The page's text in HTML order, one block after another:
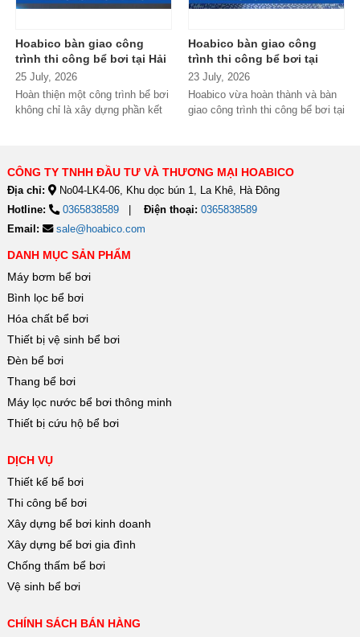
Hoabico bàn giao công
trình thi công bể bơi tại Hải
Phòng
25 July, 2026
Hoàn thiện một công trình bể bơi
không chỉ là xây dựng phần kết
Hoabico bàn giao công
trình thi công bể bơi tại
Ninh Bình
23 July, 2026
Hoabico vừa hoàn thành và bàn
giao công trình thi công bể bơi tại
CÔNG TY TNHH ĐẦU TƯ VÀ THƯƠNG MẠI HOABICO
Địa chỉ:
No04-LK4-06, Khu dọc bún 1, La Khê, Hà Đông
Hotline:
0365838589 Điện thoại: 0365838589
Email:
sale@hoabico.com
DANH MỤC SẢN PHẨM
Máy bơm bể bơi
Bình lọc bể bơi
Hóa chất bể bơi
Thiết bị vệ sinh bể bơi
Đèn bể bơi
Thang bể bơi
Máy lọc nước bể bơi thông minh
Thiết bị cứu hộ bể bơi
DỊCH VỤ
Thiết kế bể bơi
Thi công bể bơi
Xây dựng bể bơi kinh doanh
Xây dựng bể bơi gia đình
Chống thấm bể bơi
Vệ sinh bể bơi
CHÍNH SÁCH BÁN HÀNG